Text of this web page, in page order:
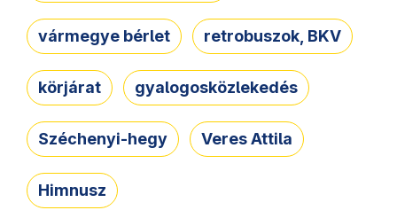
vármegye bérlet retrobuszok, BKV
körjárat gyalogosközlekedés
Széchenyi-hegy Veres Attila
Himnusz